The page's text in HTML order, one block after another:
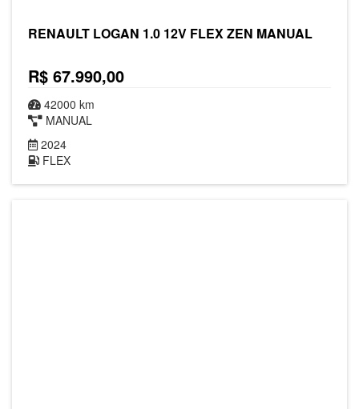
RENAULT LOGAN 1.0 12V FLEX ZEN MANUAL
R$ 67.990,00
42000 km
MANUAL
2024
FLEX